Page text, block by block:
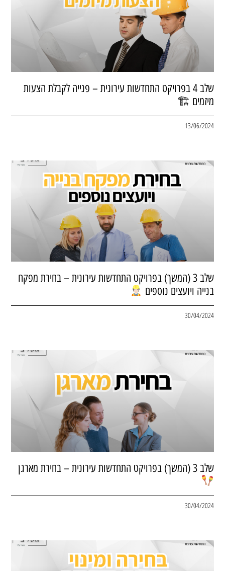
שלב 4 בפרויקט התחדשות עירונית – פנייה לקבלת הצעות
מיזמים 🏗
13/06/2024
שלב 3 (המשך) בפרויקט התחדשות עירונית – בחירת מפקח
בנייה ויועצים נוספים
30/04/2024
שלב 3 (המשך) בפרויקט התחדשות עירונית – בחירת מארגן
30/04/2024